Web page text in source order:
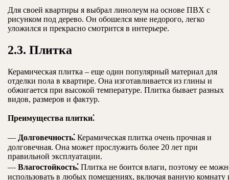
Для своей квартиры я выбрал линолеум на основе ПВХ с
рисунком под дерево. Он обошелся мне недорого, легко
уложился и прекрасно смотрится в интерьере.
2.3. Плитка
Керамическая плитка – еще один популярный материал для
отделки пола в квартире. Она изготавливается из глины и
обжигается при высокой температуре. Плитка бывает разных
видов, размеров и фактур.
Преимущества плитки⁚
— Долговечность⁚ Керамическая плитка очень прочная и
долговечная. Она может прослужить более 20 лет при
правильной эксплуатации.
— Влагостойкость⁚ Плитка не боится влаги, поэтому ее
использовать в любых помещениях, включая ванную комнату